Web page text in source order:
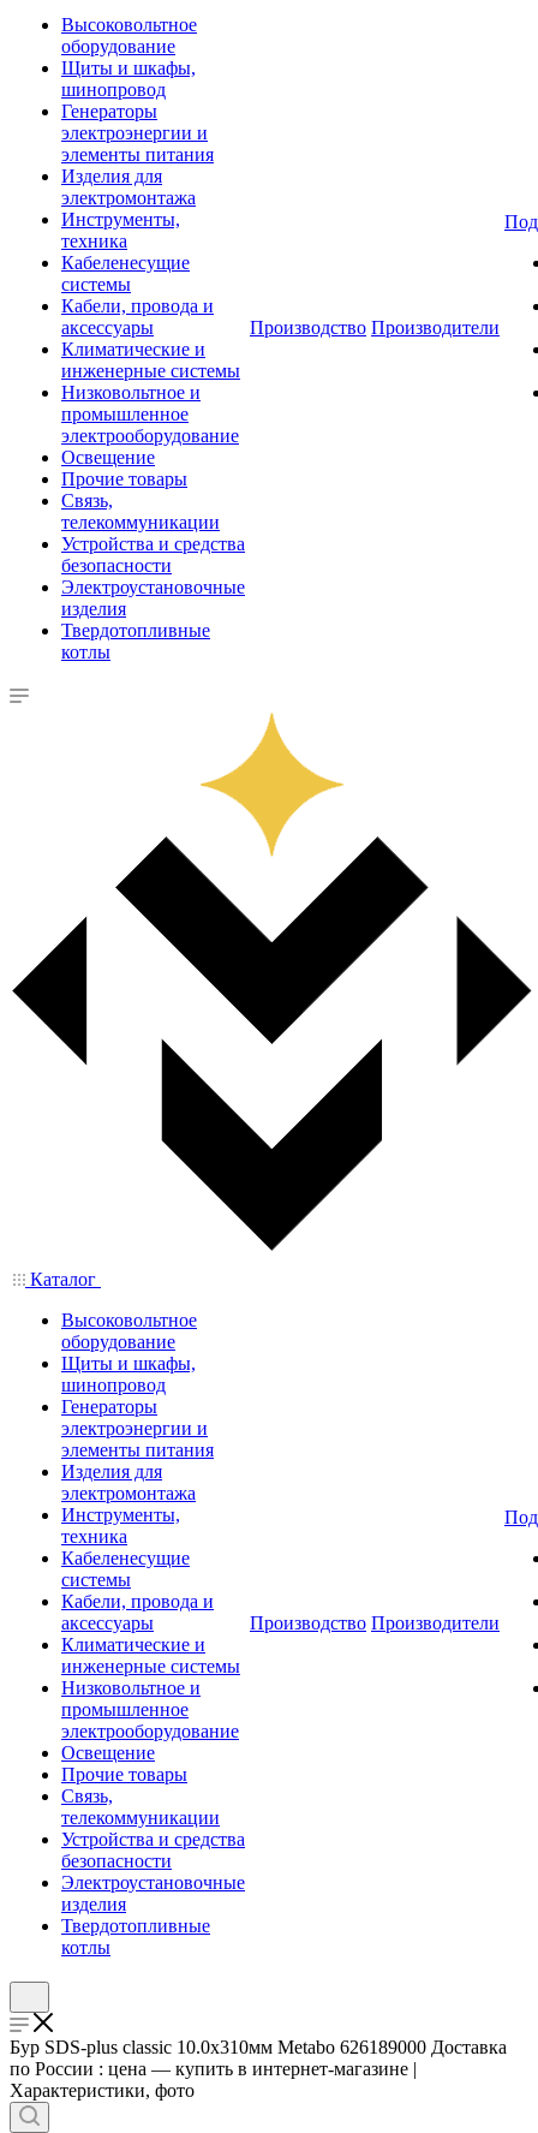
Высоковольтное
оборудование
Щиты и шкафы,
шинопровод
Генераторы
электроэнергии и
элементы питания
Изделия для
электромонтажа
Инструменты,
техника
Кабеленесущие
системы
Кабели, провода и
аксессуары
Климатические и
инженерные системы
Низковольтное и
промышленное
электрооборудование
Освещение
Прочие товары
Связь,
телекоммуникации
Устройства и средства
безопасности
Электроустановочные
изделия
Твердотопливные
котлы
Производство Производители
Каталог
Высоковольтное
оборудование
Щиты и шкафы,
шинопровод
Генераторы
электроэнергии и
элементы питания
Изделия для
электромонтажа
Инструменты,
техника
Кабеленесущие
системы
Кабели, провода и
аксессуары
Климатические и
инженерные системы
Низковольтное и
промышленное
электрооборудование
Освещение
Прочие товары
Связь,
телекоммуникации
Устройства и средства
безопасности
Электроустановочные
изделия
Твердотопливные
котлы
Производство Производители
Бур SDS-plus classic 10.0х310мм Metabo 626189000 Доставка
по России : цена — купить в интернет-магазине |
Характеристики, фото